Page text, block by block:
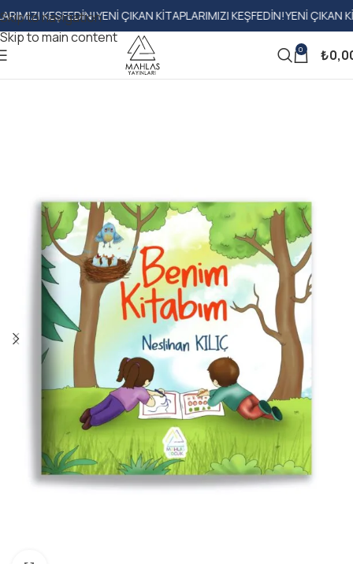
Skip to navigation
Skip to main content
KEŞFEDIN!YENI ÇIKAN KITAPLARIMIZI KEŞFEDIN!YENI ÇIKAN
0 ₺